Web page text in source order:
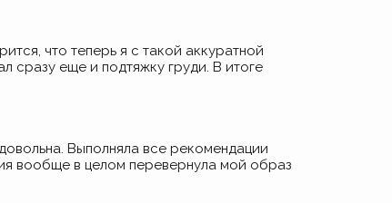
что теперь я с такой аккуратной
сразу еще и подтяжку груди. В итоге
Выполняла все рекомендации
вообще в целом перевернула мой образ